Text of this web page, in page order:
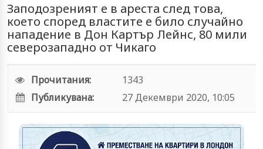
Заподозреният е в ареста след това,
което според властите е било случайно
нападение в Дон Картър Лейнс, 80 мили
северозападно от Чикаго
Прочитания:
1343
Публикувана:
27 Декември 2020, 10:05